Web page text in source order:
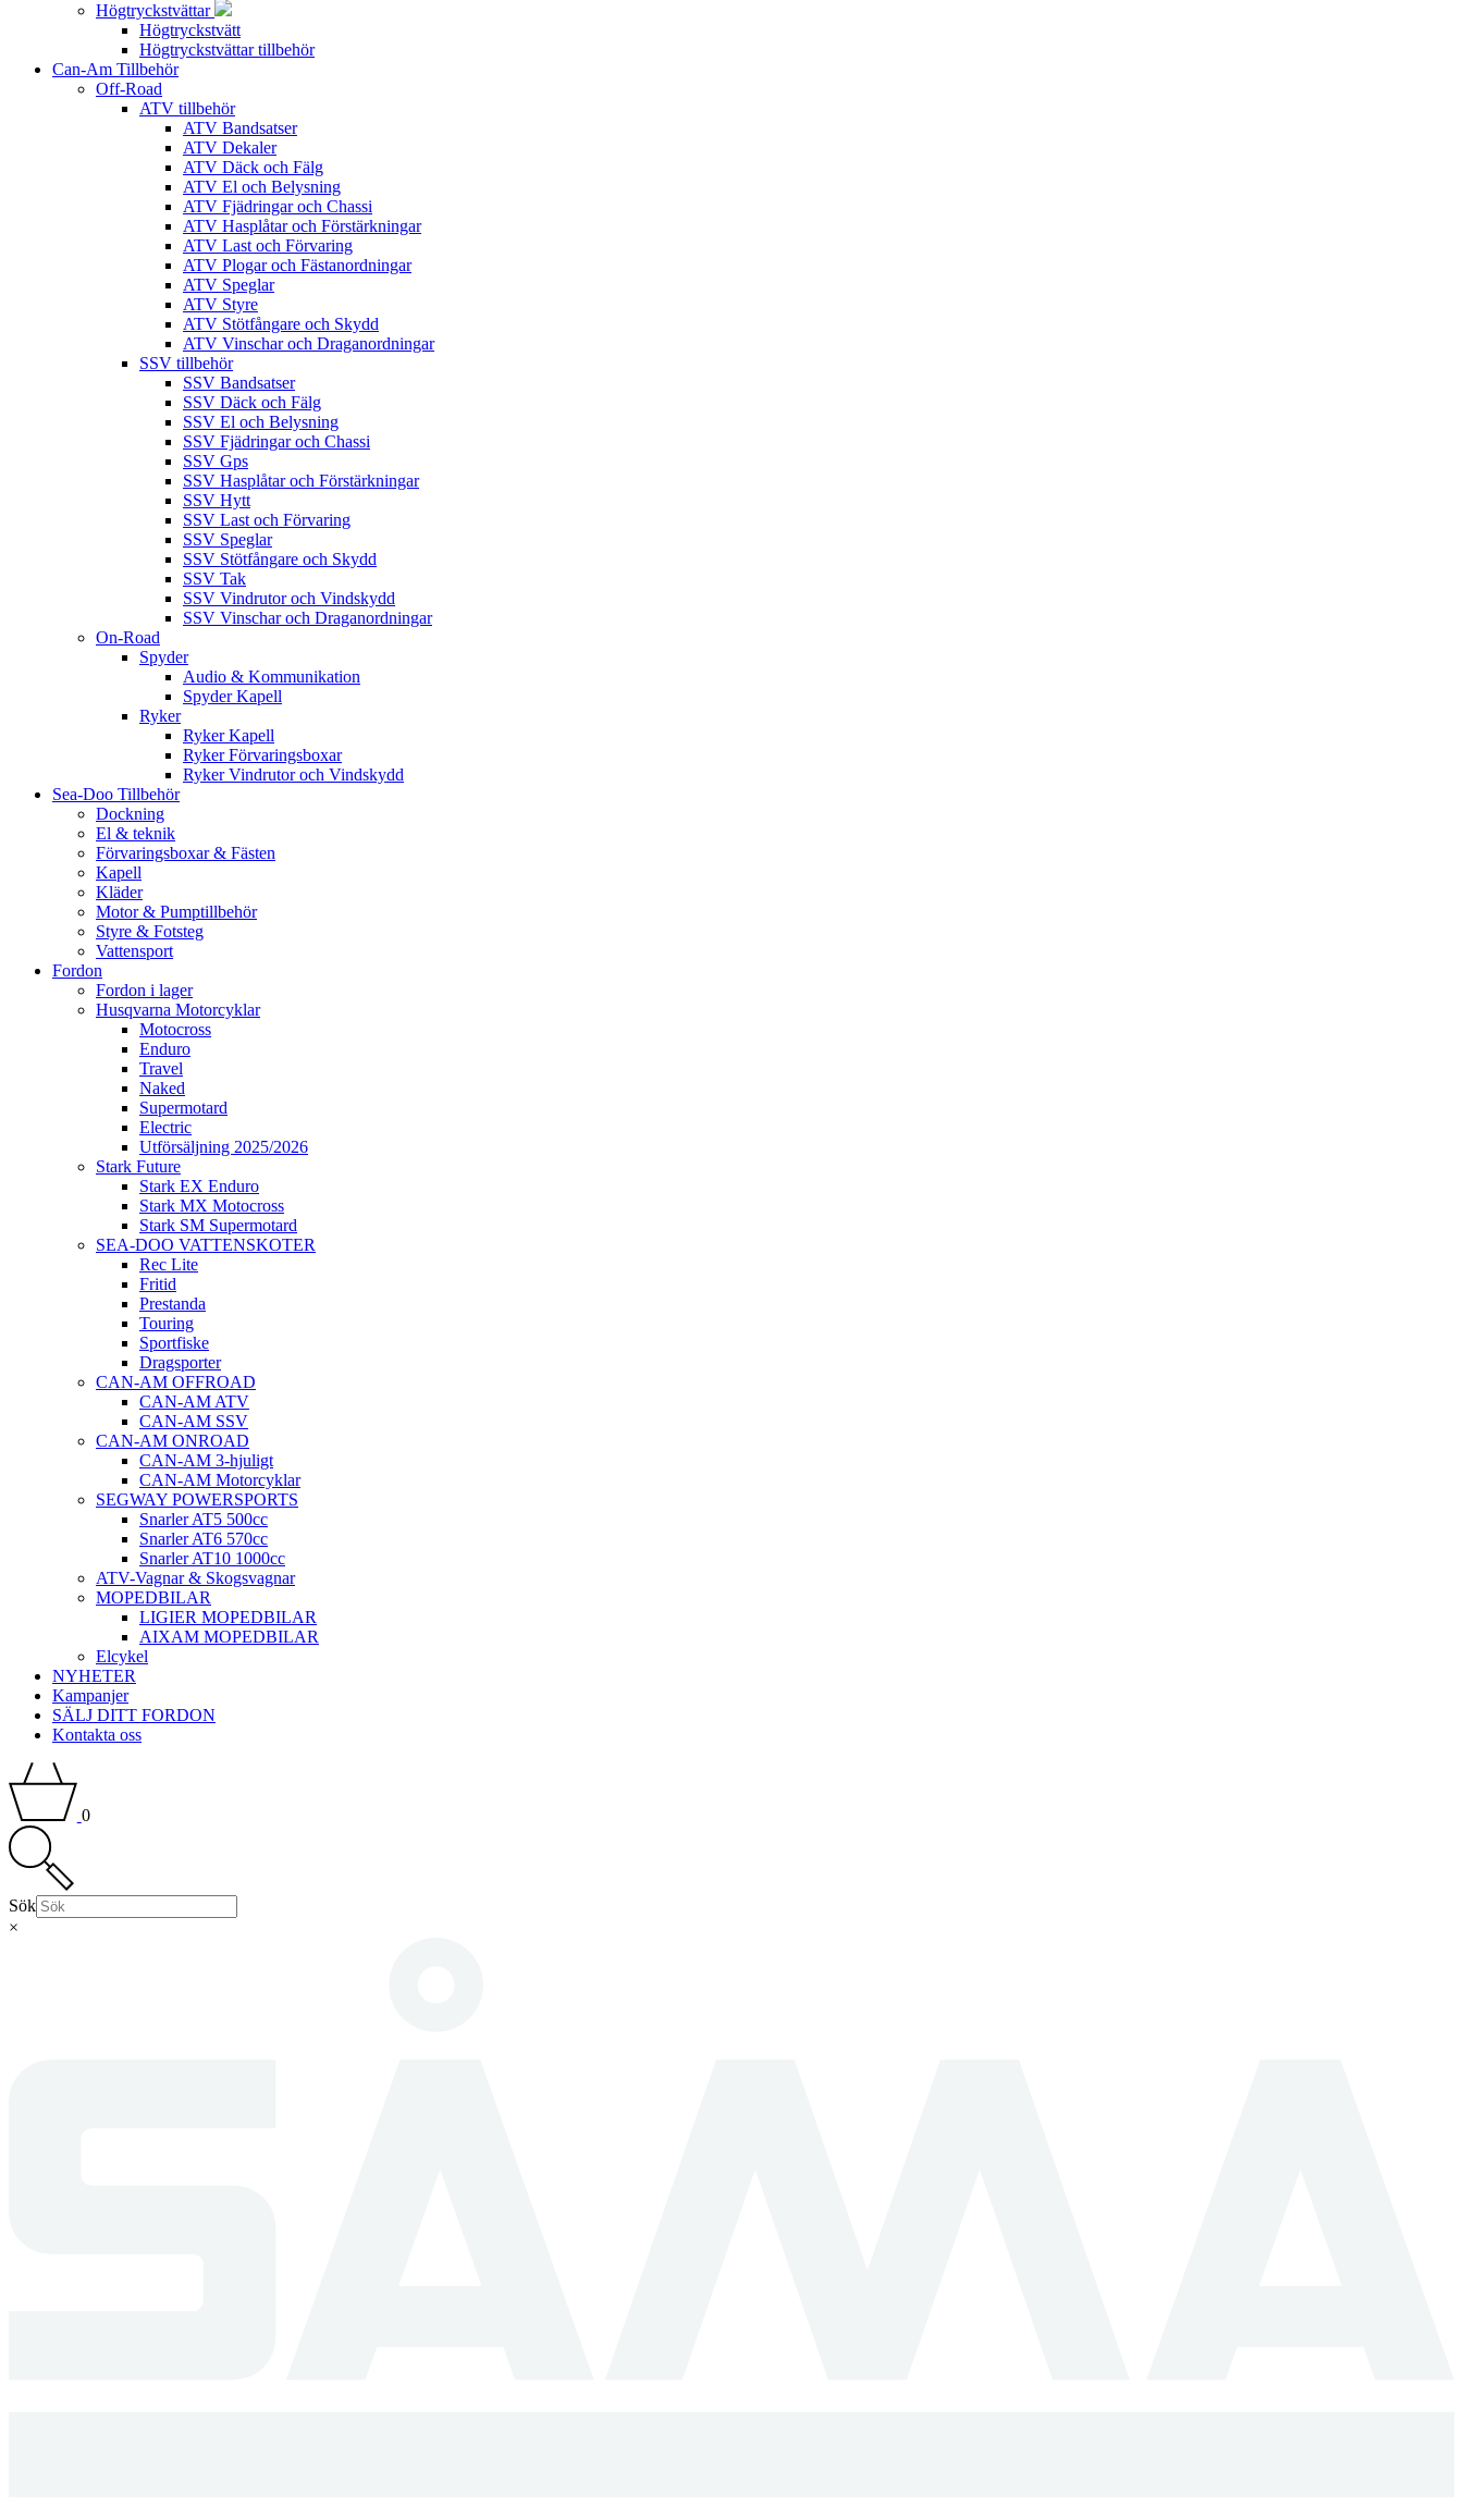
Högtryckstvättar
Högtryckstvätt
Högtryckstvättar tillbehör
Can-Am Tillbehör
Off-Road
ATV tillbehör
ATV Bandsatser
ATV Dekaler
ATV Däck och Fälg
ATV El och Belysning
ATV Fjädringar och Chassi
ATV Hasplåtar och Förstärkningar
ATV Last och Förvaring
ATV Plogar och Fästanordningar
ATV Speglar
ATV Styre
ATV Stötfångare och Skydd
ATV Vinschar och Draganordningar
SSV tillbehör
SSV Bandsatser
SSV Däck och Fälg
SSV El och Belysning
SSV Fjädringar och Chassi
SSV Gps
SSV Hasplåtar och Förstärkningar
SSV Hytt
SSV Last och Förvaring
SSV Speglar
SSV Stötfångare och Skydd
SSV Tak
SSV Vindrutor och Vindskydd
SSV Vinschar och Draganordningar
On-Road
Spyder
Audio & Kommunikation
Spyder Kapell
Ryker
Ryker Kapell
Ryker Förvaringsboxar
Ryker Vindrutor och Vindskydd
Sea-Doo Tillbehör
Dockning
El & teknik
Förvaringsboxar & Fästen
Kapell
Kläder
Motor & Pumptillbehör
Styre & Fotsteg
Vattensport
Fordon
Fordon i lager
Husqvarna Motorcyklar
Motocross
Enduro
Travel
Naked
Supermotard
Electric
Utförsäljning 2025/2026
Stark Future
Stark EX Enduro
Stark MX Motocross
Stark SM Supermotard
SEA-DOO VATTENSKOTER
Rec Lite
Fritid
Prestanda
Touring
Sportfiske
Dragsporter
CAN-AM OFFROAD
CAN-AM ATV
CAN-AM SSV
CAN-AM ONROAD
CAN-AM 3-hjuligt
CAN-AM Motorcyklar
SEGWAY POWERSPORTS
Snarler AT5 500cc
Snarler AT6 570cc
Snarler AT10 1000cc
ATV-Vagnar & Skogsvagnar
MOPEDBILAR
LIGIER MOPEDBILAR
AIXAM MOPEDBILAR
Elcykel
NYHETER
Kampanjer
SÄLJ DITT FORDON
Kontakta oss
0
Sök
×